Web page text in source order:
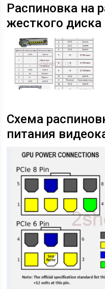
Распиновка на
жесткого
Схема
питания